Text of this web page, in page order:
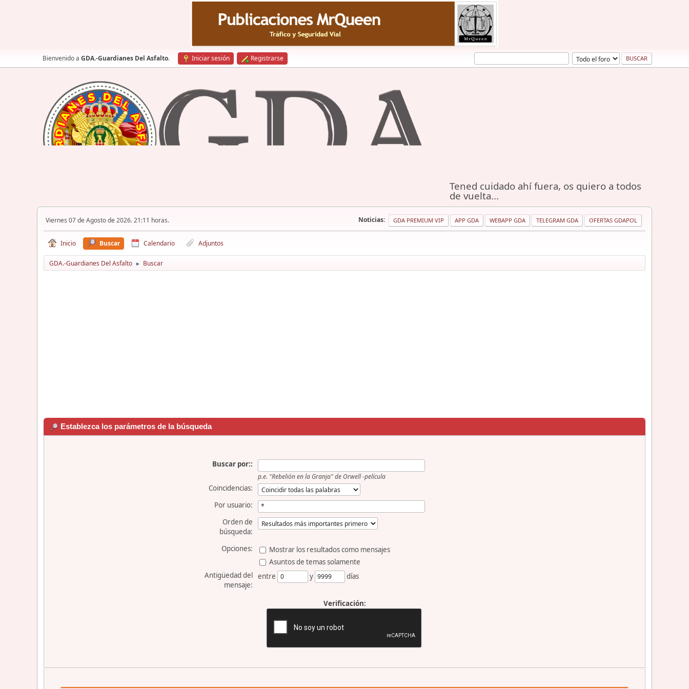
Bienvenido a GDA.-Guardianes Del Asfalto. Iniciar sesión Registrarse
Tened cuidado ahí fuera, os quiero a todos
de vuelta...
Viernes 07 de Agosto de 2026. 21:11 horas. Noticias: GDA PREMIUM VIP APP GDA WEBAPP GDA TELEGRAM GDA OFERTAS GDAPOL
Inicio Buscar Calendario Adjuntos
GDA.-Guardianes Del Asfalto ► Buscar
Establezca los parámetros de la búsqueda
Buscar por::
p.e. "Rebelión en la Granja" de Orwell -película
Coincidencias:
Por usuario:
Orden de
búsqueda:
Opciones:
Mostrar los resultados como mensajes
Asuntos de temas solamente
Antigüedad del
mensaje:
entre y días
Verificación: